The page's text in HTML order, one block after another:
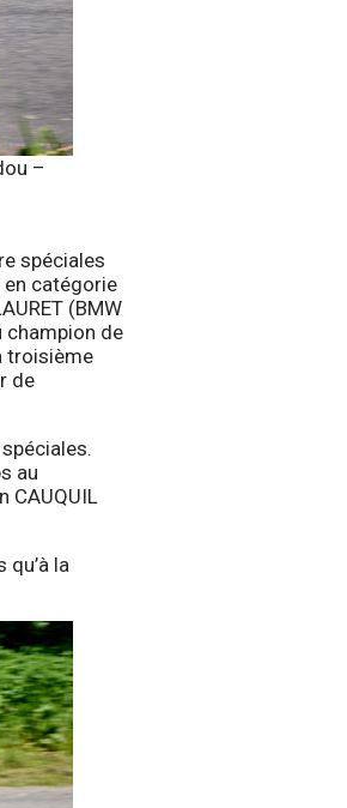
–
spéciales
en catégorie
(BMW
champion de
troisième
de
au
CAUQUIL
la